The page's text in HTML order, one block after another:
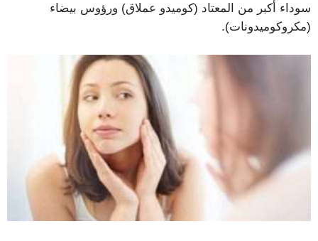
سوداء أكبر من المعتاد (كوميدو عملاق) ورؤوس بيضاء
(مكروكوميدونات).